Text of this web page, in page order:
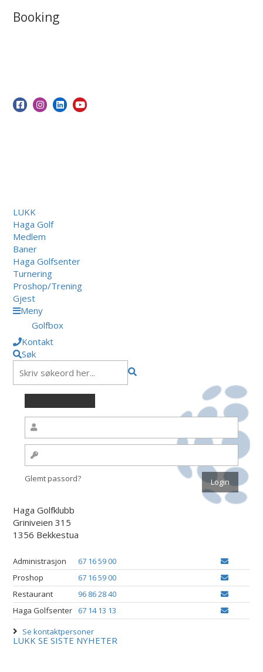
Booking
LUKK
Haga Golf
Medlem
Baner
Haga Golfsenter
Turnering
Proshop/Trening
Gjest
Meny
Golfbox
Kontakt
Søk
Glemt passord?
Haga Golfklubb
Griniveien 315
1356 Bekkestua
Administrasjon
67 16 59 00
Proshop
67 16 59 00
Restaurant
96 86 28 40
Haga Golfsenter
67 14 13 13
Se kontaktpersoner
LUKK SE SISTE NYHETER